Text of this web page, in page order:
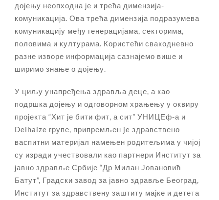
дојењу неопходна је и трећа димензија-
комуникација. Ова трећа димензија подразумева
комуникацију међу генерацијама, секторима,
половима и културама. Користећи свакодневно
разне изворе информација сазнајемо више и
ширимо знање о дојењу.
У циљу унапређења здравља деце, а као
подршка дојењу и одговорном храњењу у оквиру
пројекта “Хит је бити фит, а сит” УНИЦЕф-а и
Delhaize групе, припремљен je здравствено
васпитни материјал намењен родитељима у чијој
су изради учествовали као партнери Институт за
јавно здравље Србије “Др Милан Јовановић
Батут”, Градски завод за јавно здравље Београд,
Институт за здравствену заштиту мајке и детета